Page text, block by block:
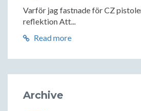
Varför jag fastnade för CZ
reflektion Att...
Read more
Archive